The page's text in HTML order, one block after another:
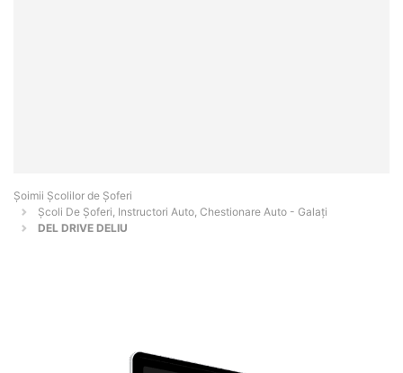
Şoimii Școlilor de Șoferi
Școli De Șoferi, Instructori Auto, Chestionare Auto - Galaţi
DEL DRIVE DELIU